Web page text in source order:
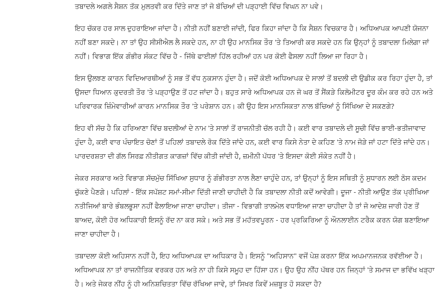
ਤਬਾਦਲੇ ਅਗਲੇ ਸੈਸ਼ਨ ਤੱਕ ਮੁਲਤਵੀ ਕਰ ਦਿੱਤੇ ਜਾਣ ਤਾਂ ਜੋ ਬੱਚਿਆਂ ਦੀ ਪੜ੍ਹਾਈ ਵਿੱਚ ਵਿਘਨ ਨਾ ਪਵੇ।
ਇਹ ਚੱਕਰ ਹਰ ਸਾਲ ਦੁਹਰਾਇਆ ਜਾਂਦਾ ਹੈ। ਨੀਤੀ ਨਹੀਂ ਬਣਾਈ ਜਾਂਦੀ, ਫਿਰ ਕਿਹਾ ਜਾਂਦਾ ਹੈ ਕਿ ਸੈਸ਼ਨ ਵਿਚਕਾਰ ਹੈ। ਅਧਿਆਪਕ ਆਪਣੀ ਯੋਜਨਾ
ਨਹੀਂ ਬਣਾ ਸਕਦੇ। ਨਾ ਤਾਂ ਉਹ ਸੀਸੀਐਲ ਲੈ ਸਕਦੇ ਹਨ, ਨਾ ਹੀ ਉਹ ਮਾਨਸਿਕ ਤੌਰ 'ਤੇ ਤਿਆਰੀ ਕਰ ਸਕਦੇ ਹਨ ਕਿ ਉਨ੍ਹਾਂ ਨੂੰ ਤਬਾਦਲਾ ਮਿਲੇਗਾ ਜਾਂ
ਨਹੀਂ। ਵਿਭਾਗ ਇੱਕ ਗੰਭੀਰ ਸੰਕਟ ਵਿੱਚ ਹੈ - ਜਿੱਥੇ ਫਾਈਲਾਂ ਹਿੱਲ ਰਹੀਆਂ ਹਨ ਪਰ ਕੋਈ ਫੈਸਲਾ ਨਹੀਂ ਲਿਆ ਜਾ ਰਿਹਾ ਹੈ।
ਇਸ ਉਲਝਣ ਕਾਰਨ ਵਿਦਿਆਰਥੀਆਂ ਨੂੰ ਸਭ ਤੋਂ ਵੱਧ ਨੁਕਸਾਨ ਹੁੰਦਾ ਹੈ। ਜਦੋਂ ਕੋਈ ਅਧਿਆਪਕ ਦੋ ਸਾਲਾਂ ਤੋਂ ਬਦਲੀ ਦੀ ਉਡੀਕ ਕਰ ਰਿਹਾ ਹੁੰਦਾ ਹੈ, ਤਾਂ
ਉਸਦਾ ਧਿਆਨ ਕੁਦਰਤੀ ਤੌਰ 'ਤੇ ਪੜ੍ਹਾਉਣ ਤੋਂ ਹਟ ਜਾਂਦਾ ਹੈ। ਬਹੁਤ ਸਾਰੇ ਅਧਿਆਪਕ ਹਨ ਜੋ ਘਰ ਤੋਂ ਸੈਂਕੜੇ ਕਿਲੋਮੀਟਰ ਦੂਰ ਕੰਮ ਕਰ ਰਹੇ ਹਨ ਅਤੇ
ਪਰਿਵਾਰਕ ਜ਼ਿੰਮੇਵਾਰੀਆਂ ਕਾਰਨ ਮਾਨਸਿਕ ਤੌਰ 'ਤੇ ਪਰੇਸ਼ਾਨ ਹਨ। ਕੀ ਉਹ ਇਸ ਮਾਨਸਿਕਤਾ ਨਾਲ ਬੱਚਿਆਂ ਨੂੰ ਸਿੱਖਿਆ ਦੇ ਸਕਣਗੇ?
ਇਹ ਵੀ ਸੱਚ ਹੈ ਕਿ ਹਰਿਆਣਾ ਵਿੱਚ ਬਦਲੀਆਂ ਦੇ ਨਾਮ 'ਤੇ ਸਾਲਾਂ ਤੋਂ ਰਾਜਨੀਤੀ ਚੱਲ ਰਹੀ ਹੈ। ਕਈ ਵਾਰ ਤਬਾਦਲੇ ਦੀ ਸੂਚੀ ਵਿੱਚ ਭਾਈ-ਭਤੀਜਾਵਾਦ
ਹੁੰਦਾ ਹੈ, ਕਈ ਵਾਰ ਪੰਚਾਇਤ ਚੋਣਾਂ ਤੋਂ ਪਹਿਲਾਂ ਤਬਾਦਲੇ ਰੋਕ ਦਿੱਤੇ ਜਾਂਦੇ ਹਨ, ਕਈ ਵਾਰ ਕਿਸੇ ਨੇਤਾ ਦੇ ਕਹਿਣ 'ਤੇ ਨਾਮ ਜੋੜੇ ਜਾਂ ਹਟਾ ਦਿੱਤੇ ਜਾਂਦੇ ਹਨ।
ਪਾਰਦਰਸ਼ਤਾ ਦੀ ਗੱਲ ਸਿਰਫ਼ ਨੀਤੀਗਤ ਕਾਗਜ਼ਾਂ ਵਿੱਚ ਕੀਤੀ ਜਾਂਦੀ ਹੈ, ਜ਼ਮੀਨੀ ਪੱਧਰ 'ਤੇ ਇਸਦਾ ਕੋਈ ਸੰਕੇਤ ਨਹੀਂ ਹੈ।
ਜੇਕਰ ਸਰਕਾਰ ਅਤੇ ਵਿਭਾਗ ਸੱਚਮੁੱਚ ਸਿੱਖਿਆ ਸੁਧਾਰ ਨੂੰ ਗੰਭੀਰਤਾ ਨਾਲ ਲੈਣਾ ਚਾਹੁੰਦੇ ਹਨ, ਤਾਂ ਉਨ੍ਹਾਂ ਨੂੰ ਇਸ ਸਥਿਤੀ ਨੂੰ ਸੁਧਾਰਨ ਲਈ ਠੋਸ ਕਦਮ
ਚੁੱਕਣੇ ਪੈਣਗੇ। ਪਹਿਲਾਂ - ਇੱਕ ਸਪੱਸ਼ਟ ਸਮਾਂ-ਸੀਮਾ ਦਿੱਤੀ ਜਾਣੀ ਚਾਹੀਦੀ ਹੈ ਕਿ ਤਬਾਦਲਾ ਨੀਤੀ ਕਦੋਂ ਆਵੇਗੀ। ਦੂਜਾ - ਨੀਤੀ ਆਉਣ ਤੱਕ ਪ੍ਰੀਖਿਆ
ਨਤੀਜਿਆਂ ਬਾਰੇ ਭੰਬਲਭੂਸਾ ਨਹੀਂ ਫੈਲਾਇਆ ਜਾਣਾ ਚਾਹੀਦਾ। ਤੀਜਾ - ਵਿਭਾਗੀ ਤਾਲਮੇਲ ਵਧਾਇਆ ਜਾਣਾ ਚਾਹੀਦਾ ਹੈ ਤਾਂ ਜੋ ਆਦੇਸ਼ ਜਾਰੀ ਹੋਣ ਤੋਂ
ਬਾਅਦ, ਕੋਈ ਹੋਰ ਅਧਿਕਾਰੀ ਇਸਨੂੰ ਰੱਦ ਨਾ ਕਰ ਸਕੇ। ਅਤੇ ਸਭ ਤੋਂ ਮਹੱਤਵਪੂਰਨ - ਹਰ ਪ੍ਰਕਿਰਿਆ ਨੂੰ ਔਨਲਾਈਨ ਟਰੈਕ ਕਰਨ ਯੋਗ ਬਣਾਇਆ
ਜਾਣਾ ਚਾਹੀਦਾ ਹੈ।
ਤਬਾਦਲਾ ਕੋਈ ਅਹਿਸਾਨ ਨਹੀਂ ਹੈ, ਇਹ ਅਧਿਆਪਕ ਦਾ ਅਧਿਕਾਰ ਹੈ। ਇਸਨੂੰ "ਅਹਿਸਾਨ" ਵਜੋਂ ਪੇਸ਼ ਕਰਨਾ ਇੱਕ ਅਪਮਾਨਜਨਕ ਰਵੱਈਆ ਹੈ।
ਅਧਿਆਪਕ ਨਾ ਤਾਂ ਰਾਜਨੀਤਿਕ ਵਰਕਰ ਹਨ ਅਤੇ ਨਾ ਹੀ ਕਿਸੇ ਸਮੂਹ ਦਾ ਹਿੱਸਾ ਹਨ। ਉਹ ਉਹ ਨੀਂਹ ਪੱਥਰ ਹਨ ਜਿਨ੍ਹਾਂ 'ਤੇ ਸਮਾਜ ਦਾ ਭਵਿੱਖ ਖੜ੍ਹਾ
ਹੈ। ਅਤੇ ਜੇਕਰ ਨੀਂਹ ਨੂੰ ਹੀ ਅਨਿਸ਼ਚਿਤਤਾ ਵਿੱਚ ਰੱਖਿਆ ਜਾਵੇ, ਤਾਂ ਸਿਖਰ ਕਿਵੇਂ ਮਜ਼ਬੂਤ ਹੋ ਸਕਦਾ ਹੈ?